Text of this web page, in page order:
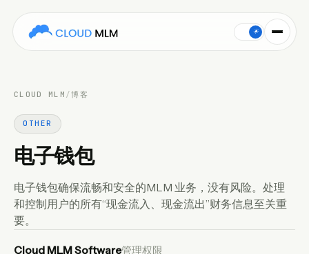
☀
CLOUD MLM /博客
OTHER
电子钱包
电子钱包确保流畅和安全的MLM 业务，没有风险。处理
和控制用户的所有“现金流入、现金流出”财务信息至关重
要。
Cloud MLM Software管理权限